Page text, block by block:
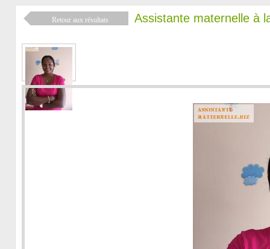
Retour aux résultats Assistante maternelle à